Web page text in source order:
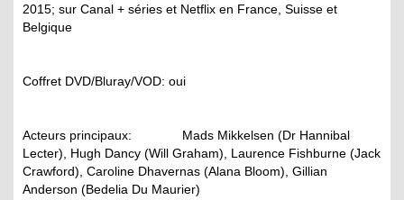
2015; sur Canal + séries et Netflix en France, Suisse et
Belgique
Coffret DVD/Bluray/VOD: oui
Acteurs principaux: Mads Mikkelsen (Dr Hannibal
Lecter), Hugh Dancy (Will Graham), Laurence Fishburne (Jack
Crawford), Caroline Dhavernas (Alana Bloom), Gillian
Anderson (Bedelia Du Maurier)